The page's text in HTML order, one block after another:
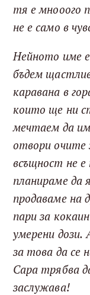
тя е мнооого
не е само в
Нейното име
бъдем
каравана в
които ще ни
мечтаем да
отвори очите
всъщност не
планираме да
продаваме на
пари за
умерени
за това да се
Сара трябва
заслужава!